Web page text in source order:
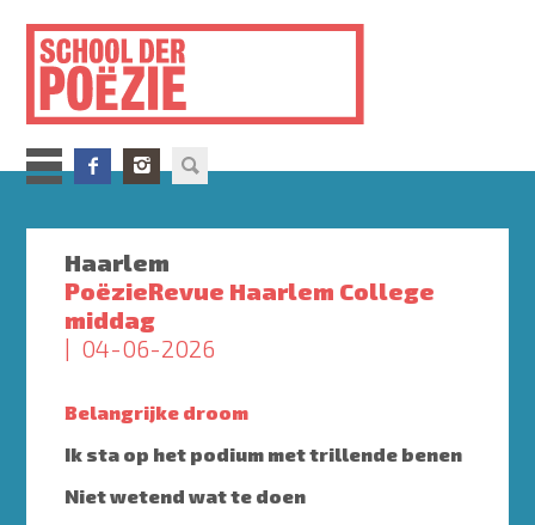
inhoud
gaan
Haarlem
PoëzieRevue Haarlem College
middag
04-06-2026
Belangrijke droom
Ik sta op het podium met trillende benen
Niet wetend wat te doen